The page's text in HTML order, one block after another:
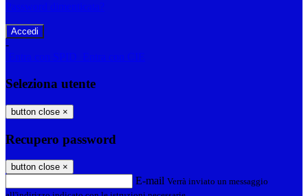
Password dimenticata?
-
Entra con SPID
Entra con CIE
Seleziona utente
button close ×
Recupero password
button close ×
E-mail Verrà inviato un messaggio